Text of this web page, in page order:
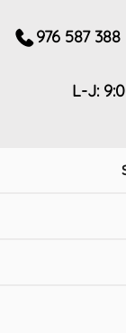
976 587 388
L-J: